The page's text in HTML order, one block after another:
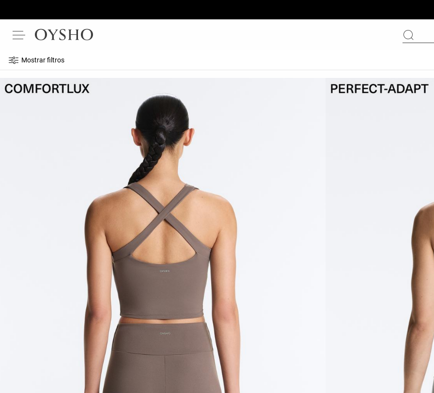
Mostrar filtros